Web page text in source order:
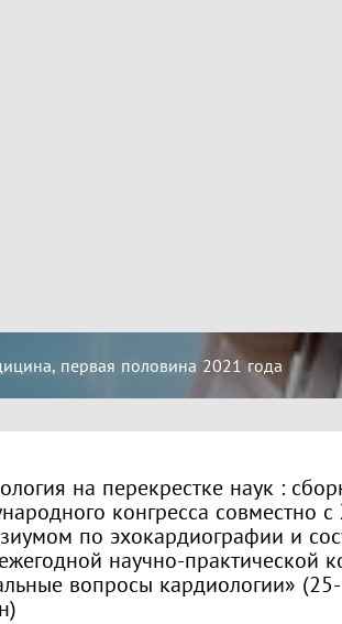
первая половина 2021 года
на перекрестке наук :
конгресса совместно
по эхокардиографии и
научно-практической
вопросы кардиологии»